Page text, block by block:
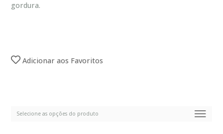
gordura.
Adicionar aos Favoritos